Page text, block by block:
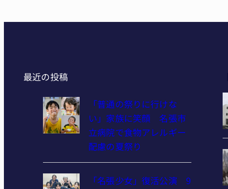
最近の投稿
「普通の祭りに行けな
い」家族に笑顔 名張市
立病院で食物アレルギー
配慮の夏祭り
「名張少女」復活公演 9